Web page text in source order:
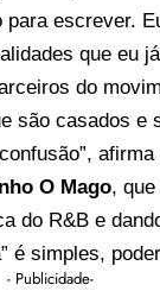
escrever.
que eu
do
são casados e
O Mago,
do R&B e
é simples,
- Publicidade-